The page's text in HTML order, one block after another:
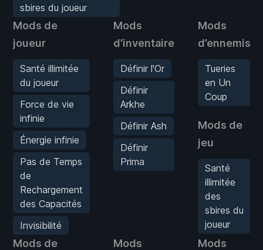
sbires du joueur
Mods de
joueur
Santé illimitée
du joueur
Force de vie
infinie
Énergie infinie
Pas de Temps
de
Rechargement
des Capacités
Invisibilité
Mods
d’inventaire
Définir l'Or
Définir
Arkhe
Définir Ash
Définir
Prima
Mods
d’ennemis
Tueries
en Un
Coup
Mods de
jeu
Santé
illimitée
des
sbires du
joueur
Mods de
Mods
Mods